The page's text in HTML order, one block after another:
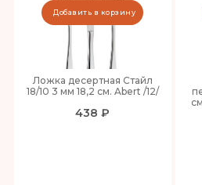
Ложка десертная Стайл
18/10 3 мм 18,2 см. Abert /12/
438 ₽
Добавить в корзину